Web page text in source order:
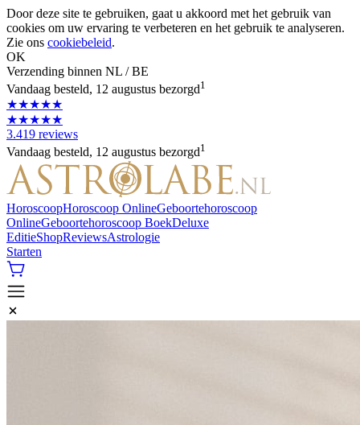
Door deze site te gebruiken, gaat u akkoord met het gebruik van
cookies om uw ervaring te verbeteren en het gebruik te analyseren.
Zie ons cookiebeleid.
OK
Verzending binnen NL / BE
Vandaag besteld, 12 augustus bezorgd1
★★★★★
★★★★★
3.419 reviews
Vandaag besteld, 12 augustus bezorgd1
HoroscoopHoroscoop OnlineGeboortehoroscoop
OnlineGeboortehoroscoop BoekDeluxe
EditieShopReviewsAstrologie
Starten